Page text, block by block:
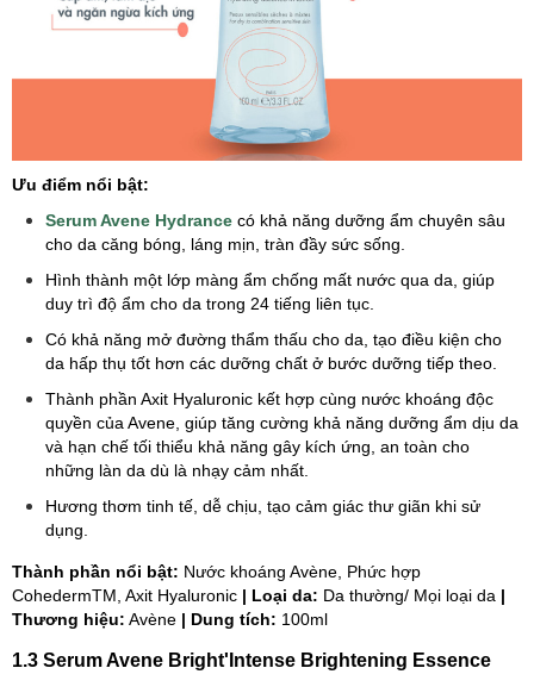
Ưu điểm nổi bật:
Serum Avene Hydrance có khả năng dưỡng ẩm chuyên sâu
cho da căng bóng, láng mịn, tràn đầy sức sống.
Hình thành một lớp màng ẩm chống mất nước qua da, giúp
duy trì độ ẩm cho da trong 24 tiếng liên tục.
Có khả năng mở đường thẩm thấu cho da, tạo điều kiện cho
da hấp thụ tốt hơn các dưỡng chất ở bước dưỡng tiếp theo.
Thành phần Axit Hyaluronic kết hợp cùng nước khoáng độc
quyền của Avene, giúp tăng cường khả năng dưỡng ẩm dịu da
và hạn chế tối thiểu khả năng gây kích ứng, an toàn cho
những làn da dù là nhạy cảm nhất.
Hương thơm tinh tế, dễ chịu, tạo cảm giác thư giãn khi sử
dụng.
Thành phần nổi bật: Nước khoáng Avène, Phức hợp
CohedermTM, Axit Hyaluronic | Loại da: Da thường/ Mọi loại da |
Thương hiệu: Avène | Dung tích: 100ml
1.3 Serum Avene Bright'Intense Brightening Essence